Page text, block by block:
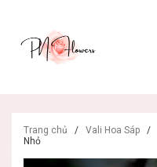
Trang chủ / Vali Hoa Sáp /
Nhỏ